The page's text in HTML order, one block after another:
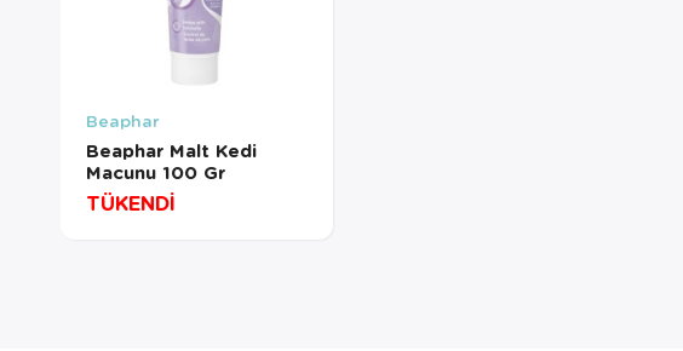
Beaphar
Beaphar Malt Kedi
Macunu 100 Gr
TÜKENDİ